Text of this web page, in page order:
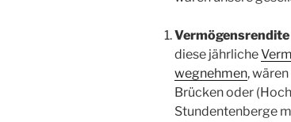
diese jährliche
wegnehmen,
Brücken oder
Stundentenberge